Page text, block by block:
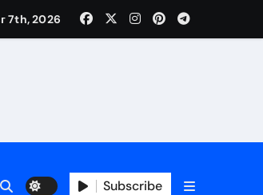
и лицензированные врачи
7th, 2026
Subscribe